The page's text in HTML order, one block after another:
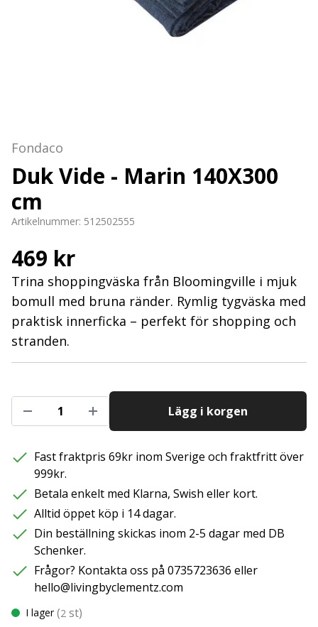
Fondaco
Duk Vide - Marin 140X300
cm
Artikelnummer: 512502555
469 kr
Trina shoppingväska från Bloomingville i mjuk
bomull med bruna ränder. Rymlig tygväska med
praktisk innerficka – perfekt för shopping och
stranden.
Lägg i korgen
Fast fraktpris 69kr inom Sverige och fraktfritt över
999kr.
Betala enkelt med Klarna, Swish eller kort.
Alltid öppet köp i 14 dagar.
Din beställning skickas inom 2-5 dagar med DB
Schenker.
Frågor? Kontakta oss på 0735723636 eller
hello@livingbyclementz.com
I lager (2 st)